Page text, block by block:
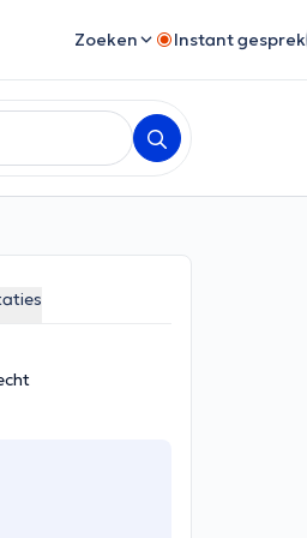
Zoeken Instant gesprek